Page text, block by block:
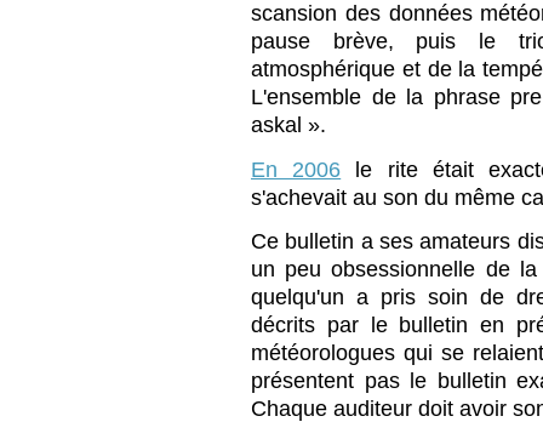
scansion des données
pause brève, puis le
atmosphérique et de la
L'ensemble de la phrase
askal ».
En 2006 le rite était
s'achevait au son du même
Ce bulletin a ses amateurs
un peu obsessionnelle de
quelqu'un a pris soin de
décrits par le bulletin en
météorologues qui se
présentent pas le bulletin
Chaque auditeur doit avoir